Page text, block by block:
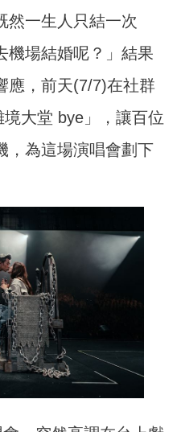
然一生人只結一次
機場結婚呢？」結果
應，前天(7/7)在社群
大堂 bye」，讓百位
，為這場演唱會劃下